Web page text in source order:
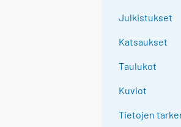
Julkistukset
Katsaukset
Taulukot
Kuviot
Tietojen